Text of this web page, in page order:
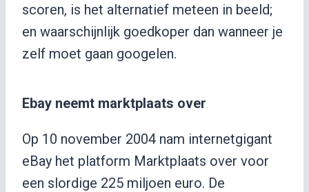
scoren, is het alternatief meteen in beeld;
en waarschijnlijk goedkoper dan wanneer je
zelf moet gaan googelen.
Ebay neemt marktplaats over
Op 10 november 2004 nam internetgigant
eBay het platform Marktplaats over voor
een slordige 225 miljoen euro. De